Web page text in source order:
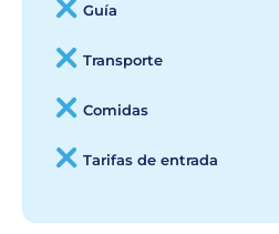
Guía
Transporte
Comidas
Tarifas de entrada